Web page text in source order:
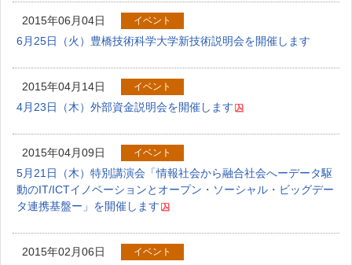
2015年06月04日 イベント
6月25日（火）豊橋技術科学大学新技術説明会を開催します
2015年04月14日 イベント
4月23日（木）外部資金説明会を開催します
2015年04月09日 イベント
5月21日（木）特別講演会「情報社会から融合社会へーデータ駆
動のIT/ICTイノベーションとオープン・ソーシャル・ビッグデー
タ連携基盤ー」を開催します
2015年02月06日 イベント